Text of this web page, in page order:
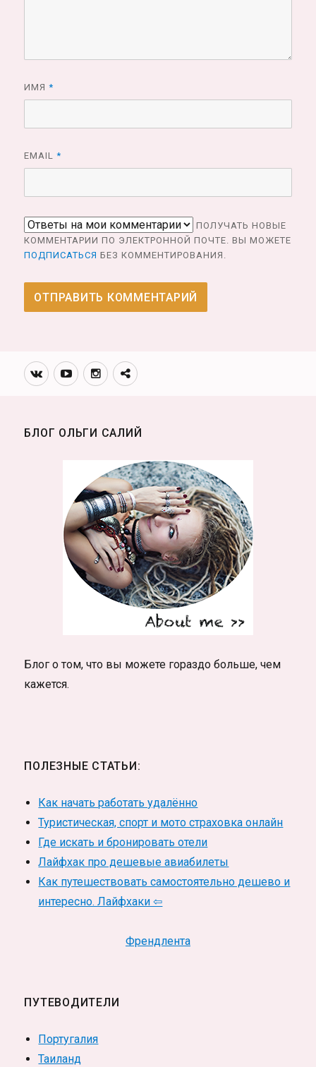
ИМЯ*
EMAIL*
ПОЛУЧАТЬ НОВЫЕ
КОММЕНТАРИИ ПО ЭЛЕКТРОННОЙ ПОЧТЕ. ВЫ МОЖЕТЕ
ПОДПИСАТЬСЯ БЕЗ КОММЕНТИРОВАНИЯ.
Вконтакте
YoutubeИнстаграмм
Телеграм
БЛОГ ОЛЬГИ САЛИЙ
Блог о том, что вы можете гораздо больше, чем
кажется.
ПОЛЕЗНЫЕ СТАТЬИ:
Как начать работать удалённо
Туристическая, спорт и мото страховка онлайн
Где искать и бронировать отели
Лайфхак про дешевые авиабилеты
Как путешествовать самостоятельно дешево и
интересно. Лайфхаки ⇦
Френдлента
ПУТЕВОДИТЕЛИ
Португалия
Таиланд